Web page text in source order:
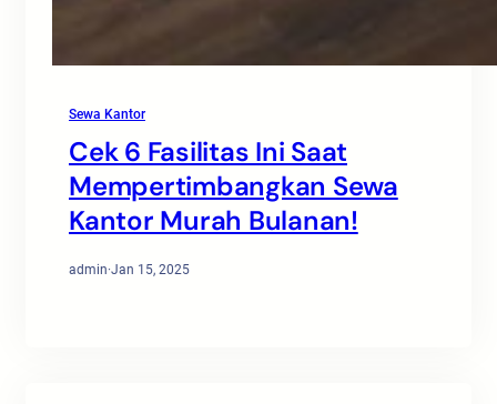
Sewa Kantor
Cek 6 Fasilitas Ini Saat
Mempertimbangkan Sewa
Kantor Murah Bulanan!
admin·Jan 15, 2025